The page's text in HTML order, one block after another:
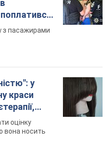
поплатився.
з пасажирами
у
краси
оцінку
вона носить